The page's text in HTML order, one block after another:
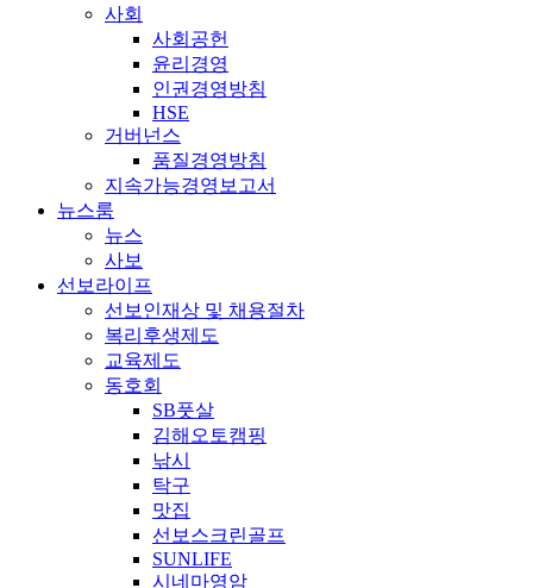
사회
사회공헌
윤리경영
인권경영방침
HSE
거버넌스
품질경영방침
지속가능경영보고서
뉴스룸
뉴스
사보
선보라이프
선보인재상 및 채용절차
복리후생제도
교육제도
동호회
SB풋살
김해오토캠핑
낚시
탁구
맛집
선보스크린골프
SUNLIFE
시네마영암